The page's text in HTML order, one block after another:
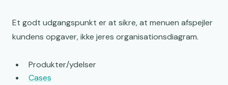
Et godt udgangspunkt er at sikre, at menuen afspejler
kundens opgaver, ikke jeres organisationsdiagram.
Produkter/ydelser
Cases